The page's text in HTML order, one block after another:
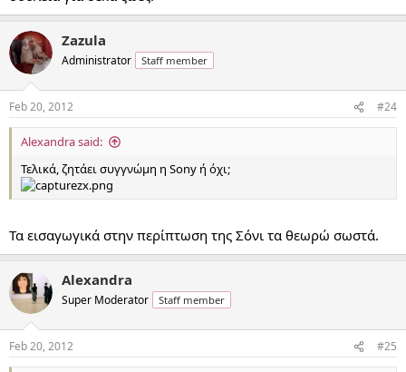
Zazula
Administrator Staff member
Feb 20, 2012 #24
Alexandra said:
Τελικά, ζητάει συγγνώμη η Sony ή όχι;
Τα εισαγωγικά στην περίπτωση της Σόνι τα θεωρώ σωστά.
Alexandra
Super Moderator Staff member
Feb 20, 2012 #25